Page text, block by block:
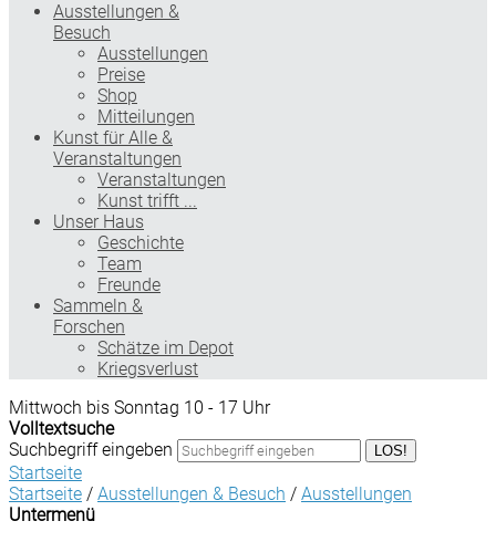
Ausstellungen &
Besuch
Ausstellungen
Preise
Shop
Mitteilungen
Kunst für Alle &
Veranstaltungen
Veranstaltungen
Kunst trifft ...
Unser Haus
Geschichte
Team
Freunde
Sammeln &
Forschen
Schätze im Depot
Kriegsverlust
Mittwoch bis Sonntag 10 - 17 Uhr
Volltextsuche
Suchbegriff eingeben
LOS!
Startseite
Startseite / Ausstellungen & Besuch / Ausstellungen
Untermenü